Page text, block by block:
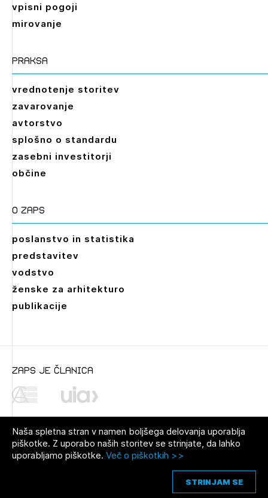
vpisni pogoji
mirovanje
praksa
vrednotenje storitev
zavarovanje
avtorstvo
splošno o standardu
zasebni investitorji
občine
O zaps
poslanstvo in statistika
predstavitev
vodstvo
ženske za arhitekturo
publikacije
zaps je članica
© 2021 Zbornica za arhitekturo in
Pravno obvestilo
Piškotki
Naša spletna stran v namen boljšega delovanja uporablja
piškotke. Z uporabo naših storitev se strinjate, da lahko
uporabljamo piškotke. Več o piškotkih >>
STRINJAM SE